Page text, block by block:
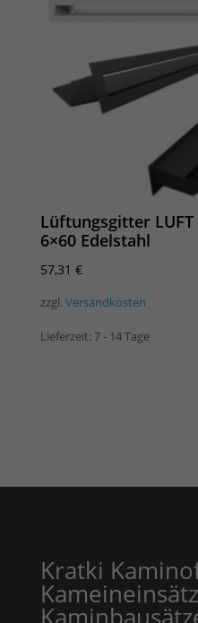
Lüftungsgitter LUFT
6×60 Edelstahl
57,31 €
zzgl. Versandkosten
Lieferzeit: 7 - 14 Tage
Kratki